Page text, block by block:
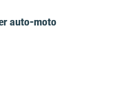
auto-moto